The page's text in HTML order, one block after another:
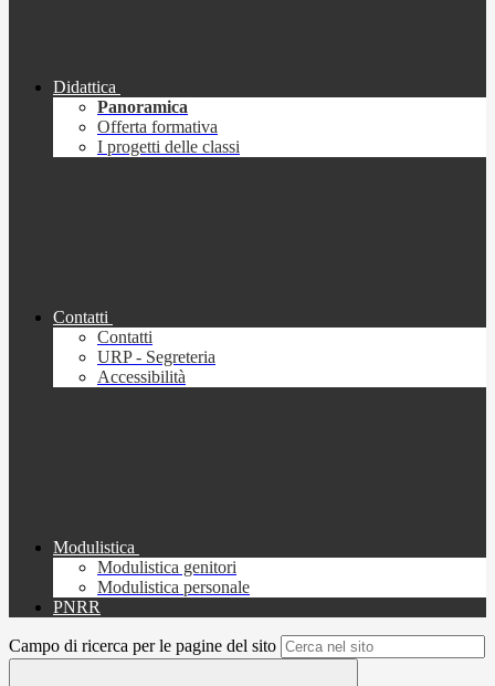
Didattica
Panoramica
Offerta formativa
I progetti delle classi
Contatti
Contatti
URP - Segreteria
Accessibilità
Modulistica
Modulistica genitori
Modulistica personale
PNRR
Campo di ricerca per le pagine del sito